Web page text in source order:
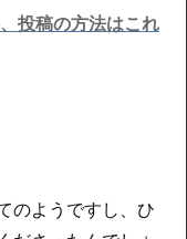
投稿の方法はこれ
のようですし、ひ